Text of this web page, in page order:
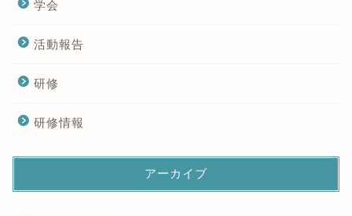
学会
活動報告
研修
研修情報
アーカイブ